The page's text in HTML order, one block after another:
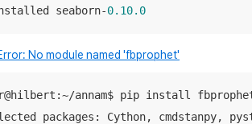
seaborn-0.10.0
No module named 'fbprophet'
annam$ pip install
packages: Cython, cmdstanpy,